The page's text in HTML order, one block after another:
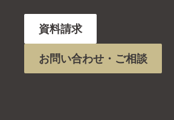
資料請求
お問い合わせ・ご相談